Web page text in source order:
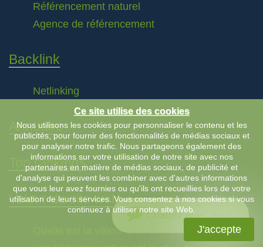
Référencement naturel
Agence de référencement
Backlink
Netlinking
Annuaire
Top rankings
Valeur du site web
Quelle est la valeur d’un site web ?
Chattez avec nous
Ce site utilise des cookies
Nous utilisons les cookies pour personnaliser le contenu et les
publicités, pour fournir des fonctionnalités de médias sociaux et
pour analyser notre trafic. Nous partageons également des
informations sur votre utilisation de notre site avec nos
partenaires en matière de médias sociaux, de publicité et
d'analyse qui peuvent les combiner avec d'autres informations
que vous leur avez fournies ou qu'ils ont recueillies lors de votre
utilisation de leurs services. Vous consentez à nos cookies si vous
continuez à utiliser notre site Web.
J'accepte